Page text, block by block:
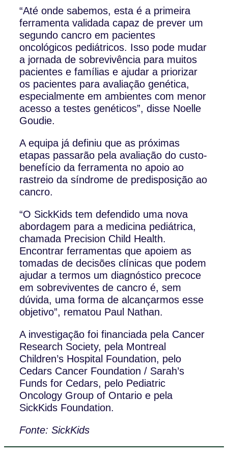
“Até onde sabemos, esta é a primeira
ferramenta validada capaz de prever um
segundo cancro em pacientes
oncológicos pediátricos. Isso pode mudar
a jornada de sobrevivência para muitos
pacientes e famílias e ajudar a priorizar
os pacientes para avaliação genética,
especialmente em ambientes com menor
acesso a testes genéticos”, disse Noelle
Goudie.
A equipa já definiu que as próximas
etapas passarão pela avaliação do custo-
benefício da ferramenta no apoio ao
rastreio da síndrome de predisposição ao
cancro.
“O SickKids tem defendido uma nova
abordagem para a medicina pediátrica,
chamada Precision Child Health.
Encontrar ferramentas que apoiem as
tomadas de decisões clínicas que podem
ajudar a termos um diagnóstico precoce
em sobreviventes de cancro é, sem
dúvida, uma forma de alcançarmos esse
objetivo”, rematou Paul Nathan.
A investigação foi financiada pela Cancer
Research Society, pela Montreal
Children’s Hospital Foundation, pelo
Cedars Cancer Foundation / Sarah’s
Funds for Cedars, pelo Pediatric
Oncology Group of Ontario e pela
SickKids Foundation.
Fonte: SickKids